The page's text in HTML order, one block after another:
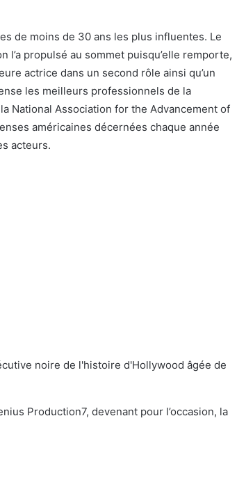
de moins de 30 ans les plus influentes. Le
l’a propulsé au sommet puisqu’elle remporte,
actrice dans un second rôle ainsi qu’un
les meilleurs professionnels de la
National Association for the Advancement of
américaines décernées chaque année
acteurs.
Production7, devenant pour l’occasion, la